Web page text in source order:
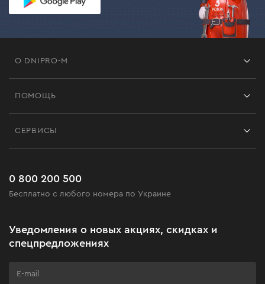
О DNIPRO-M
Черная пятница
Клуб мастерства
ПОМОЩЬ
Часто задаваемые вопросы
СЕРВИСЫ
0 800 200 500
Бесплатно с любого номера по Украине
Уведомления о новых акциях, скидках и
спецпредложениях